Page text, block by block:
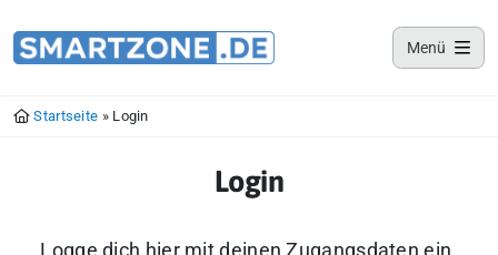
Menü
Startseite » Login
Login
Logge dich hier mit deinen Zugangsdaten ein.
Smartzone App
Lade jetzt deine Smartzone App